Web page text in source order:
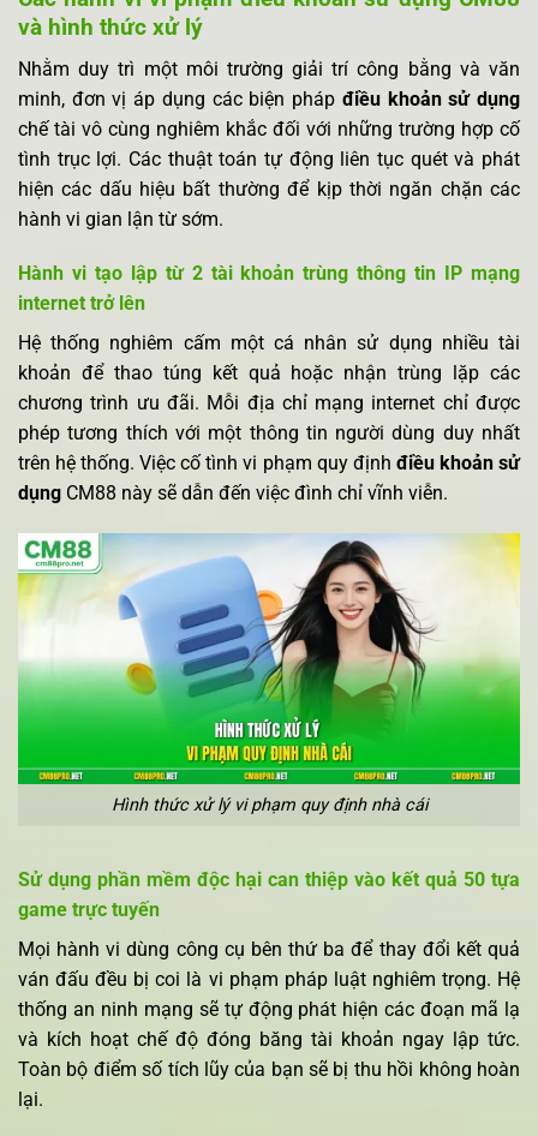
và hình thức xử lý
Nhằm duy trì một môi trường giải trí công bằng và văn
minh, đơn vị áp dụng các biện pháp điều khoản sử dụng
chế tài vô cùng nghiêm khắc đối với những trường hợp cố
tình trục lợi. Các thuật toán tự động liên tục quét và phát
hiện các dấu hiệu bất thường để kịp thời ngăn chặn các
hành vi gian lận từ sớm.
Hành vi tạo lập từ 2 tài khoản trùng thông tin IP mạng
internet trở lên
Hệ thống nghiêm cấm một cá nhân sử dụng nhiều tài
khoản để thao túng kết quả hoặc nhận trùng lặp các
chương trình ưu đãi. Mỗi địa chỉ mạng internet chỉ được
phép tương thích với một thông tin người dùng duy nhất
trên hệ thống. Việc cố tình vi phạm quy định điều khoản sử
dụng CM88 này sẽ dẫn đến việc đình chỉ vĩnh viễn.
Hình thức xử lý vi phạm quy định nhà cái
Sử dụng phần mềm độc hại can thiệp vào kết quả 50 tựa
game trực tuyến
Mọi hành vi dùng công cụ bên thứ ba để thay đổi kết quả
ván đấu đều bị coi là vi phạm pháp luật nghiêm trọng. Hệ
thống an ninh mạng sẽ tự động phát hiện các đoạn mã lạ
và kích hoạt chế độ đóng băng tài khoản ngay lập tức.
Toàn bộ điểm số tích lũy của bạn sẽ bị thu hồi không hoàn
lại.